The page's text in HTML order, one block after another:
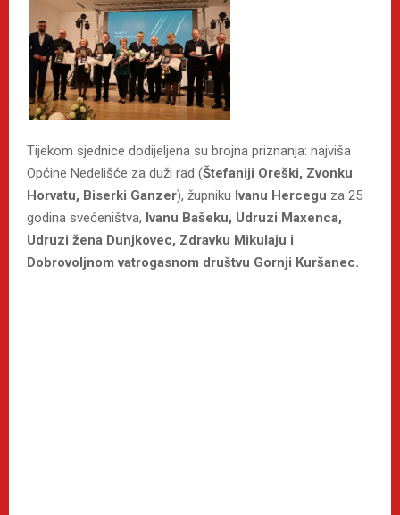
Tijekom sjednice dodijeljena su brojna priznanja: najviša
Općine Nedelišće za duži rad (Štefaniji Oreški, Zvonku
Horvatu, Biserki Ganzer), župniku Ivanu Hercegu za 25
godina svećeništva, Ivanu Bašeku, Udruzi Maxenca,
Udruzi žena Dunjkovec, Zdravku Mikulaju i
Dobrovoljnom vatrogasnom društvu Gornji Kuršanec.